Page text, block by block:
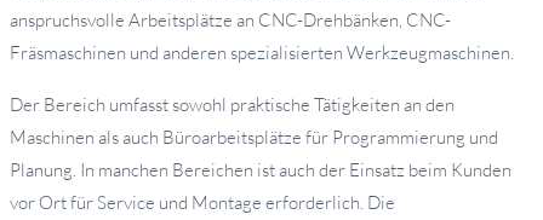
anspruchsvolle Arbeitsplätze an CNC-Drehbänken, CNC-
Fräsmaschinen und anderen spezialisierten Werkzeugmaschinen.
Der Bereich umfasst sowohl praktische Tätigkeiten an den
Maschinen als auch Büroarbeitsplätze für Programmierung und
Planung. In manchen Bereichen ist auch der Einsatz beim Kunden
vor Ort für Service und Montage erforderlich. Die